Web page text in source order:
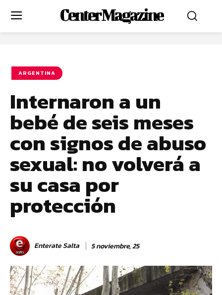
Center Magazine
ARGENTINA
Internaron a un
bebé de seis meses
con signos de abuso
sexual: no volverá a
su casa por
protección
Enterate Salta 5 noviembre, 25